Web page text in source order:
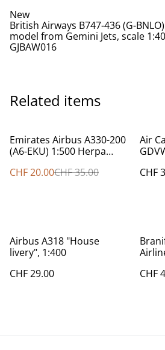
New
British Airways B747-436 (G-
model from Gemini Jets, scale
GJBAW016
Related items
%
Emirates Airbus A330-200
(A6-EKU) 1:500 Herpa
CHF 20.00CHF 35.00
Air
CHF
Airbus A318 "House
livery", 1:400
CHF 29.00
CHF